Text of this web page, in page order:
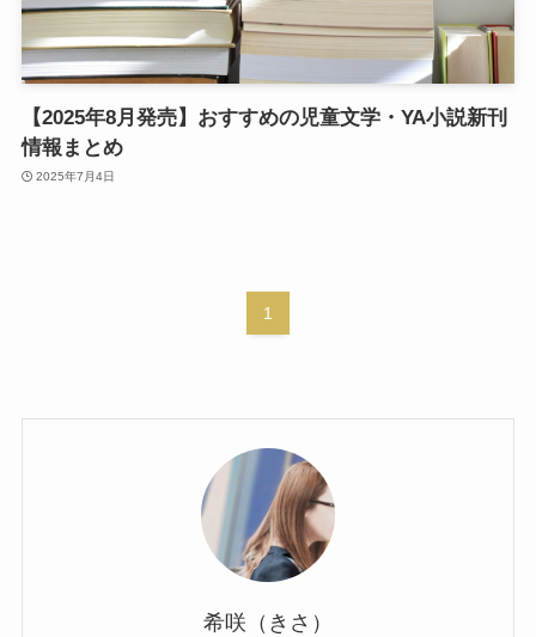
【2025年8月発売】おすすめの児童文学・YA小説新刊
情報まとめ
2025年7月4日
1
希咲（きさ）